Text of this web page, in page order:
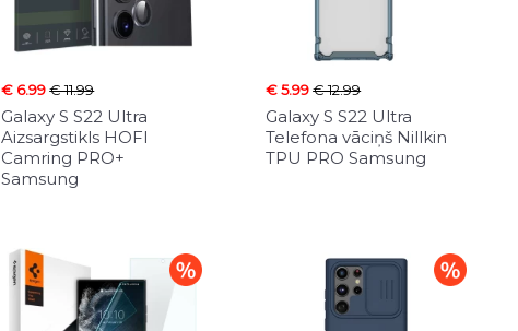
€ 6.99€ 11.99
Galaxy S S22 Ultra
Aizsargstikls HOFI
Camring PRO+
Samsung
€ 5.99€ 12.99
Galaxy S S22 Ultra
Telefona vāciņš Nillkin
TPU PRO Samsung